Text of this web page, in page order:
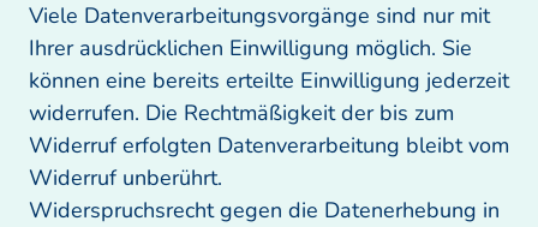
Viele Datenverarbeitungsvorgänge sind nur mit
Ihrer ausdrücklichen Einwilligung möglich. Sie
können eine bereits erteilte Einwilligung jederzeit
widerrufen. Die Rechtmäßigkeit der bis zum
Widerruf erfolgten Datenverarbeitung bleibt vom
Widerruf unberührt.
Widerspruchsrecht gegen die Datenerhebung in